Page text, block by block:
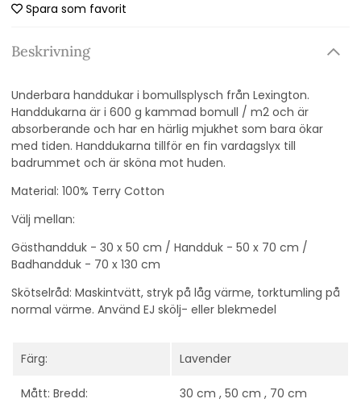
Spara som favorit
Beskrivning
Underbara handdukar i bomullsplysch från Lexington.
Handdukarna är i 600 g kammad bomull / m2 och är
absorberande och har en härlig mjukhet som bara ökar
med tiden. Handdukarna tillför en fin vardagslyx till
badrummet och är sköna mot huden.
Material: 100% Terry Cotton
Välj mellan:
Gästhandduk - 30 x 50 cm / Handduk - 50 x 70 cm /
Badhandduk - 70 x 130 cm
Skötselråd: Maskintvätt, stryk på låg värme, torktumling på
normal värme. Använd EJ skölj- eller blekmedel
Färg: Lavender
Mått: Bredd: 30 cm , 50 cm , 70 cm